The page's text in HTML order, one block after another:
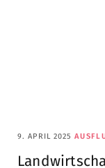
9. APRIL 2025